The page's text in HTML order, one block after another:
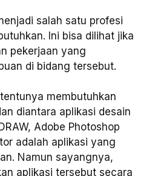
salah satu profesi
Ini bisa dilihat jika
pekerjaan yang
di bidang tersebut.
membutuhkan
diantara aplikasi desain
Adobe Photoshop
adalah aplikasi yang
Namun sayangnya,
aplikasi tersebut secara